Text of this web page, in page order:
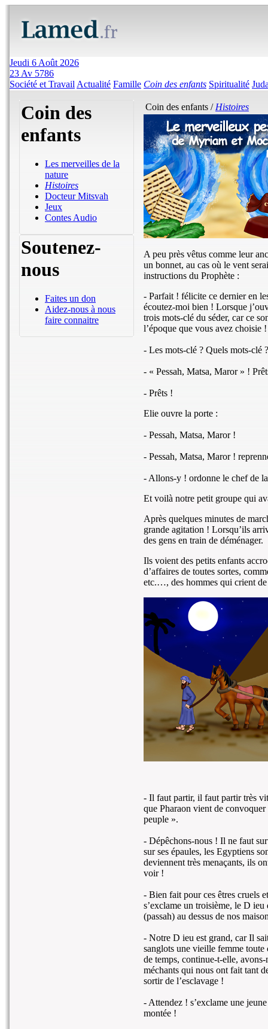
Jeudi 6 Août 2026
23 Av 5786
Société et Travail Actualité Famille Coin des enfants Spiritualité
Coin des
enfants
Les merveilles de la
nature
Histoires
Docteur Mitsvah
Jeux
Contes Audio
Soutenez-
nous
Faites un don
Aidez-nous à nous
faire connaitre
Coin des enfants / Histoires
A peu près vêtus comme leur
un bonnet, au cas où le vent
instructions du Prophète :
- Parfait ! félicite ce dernier en
écoutez-moi bien ! Lorsque
trois mots-clé du séder, car ce
l’époque que vous avez choisie !
- Les mots-clé ? Quels mots-clé
- « Pessah, Matsa, Maror » !
- Prêts !
Elie ouvre la porte :
- Pessah, Matsa, Maror !
- Pessah, Matsa, Maror !
- Allons-y ! ordonne le chef de
Et voilà notre petit groupe qui
Après quelques minutes de
grande agitation ! Lorsqu’ils
des gens en train de déménager.
Ils voient des petits enfants
d’affaires de toutes sortes,
etc.…, des hommes qui crient de
- Il faut partir, il faut partir très
que Pharaon vient de
peuple ».
- Dépêchons-nous ! Il ne faut
sur ses épaules, les Egyptiens
deviennent très menaçants, ils
voir !
- Bien fait pour ces êtres cruels
s’exclame un troisième, le D ieu
(passah) au dessus de nos
- Notre D ieu est grand, car Il
sanglots une vieille femme toute
de temps, continue-t-elle,
méchants qui nous ont fait tant
sortir de l’esclavage !
- Attendez ! s’exclame une
montée !